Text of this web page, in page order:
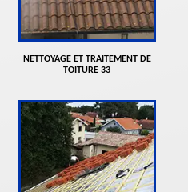
NETTOYAGE ET TRAITEMENT DE
TOITURE 33